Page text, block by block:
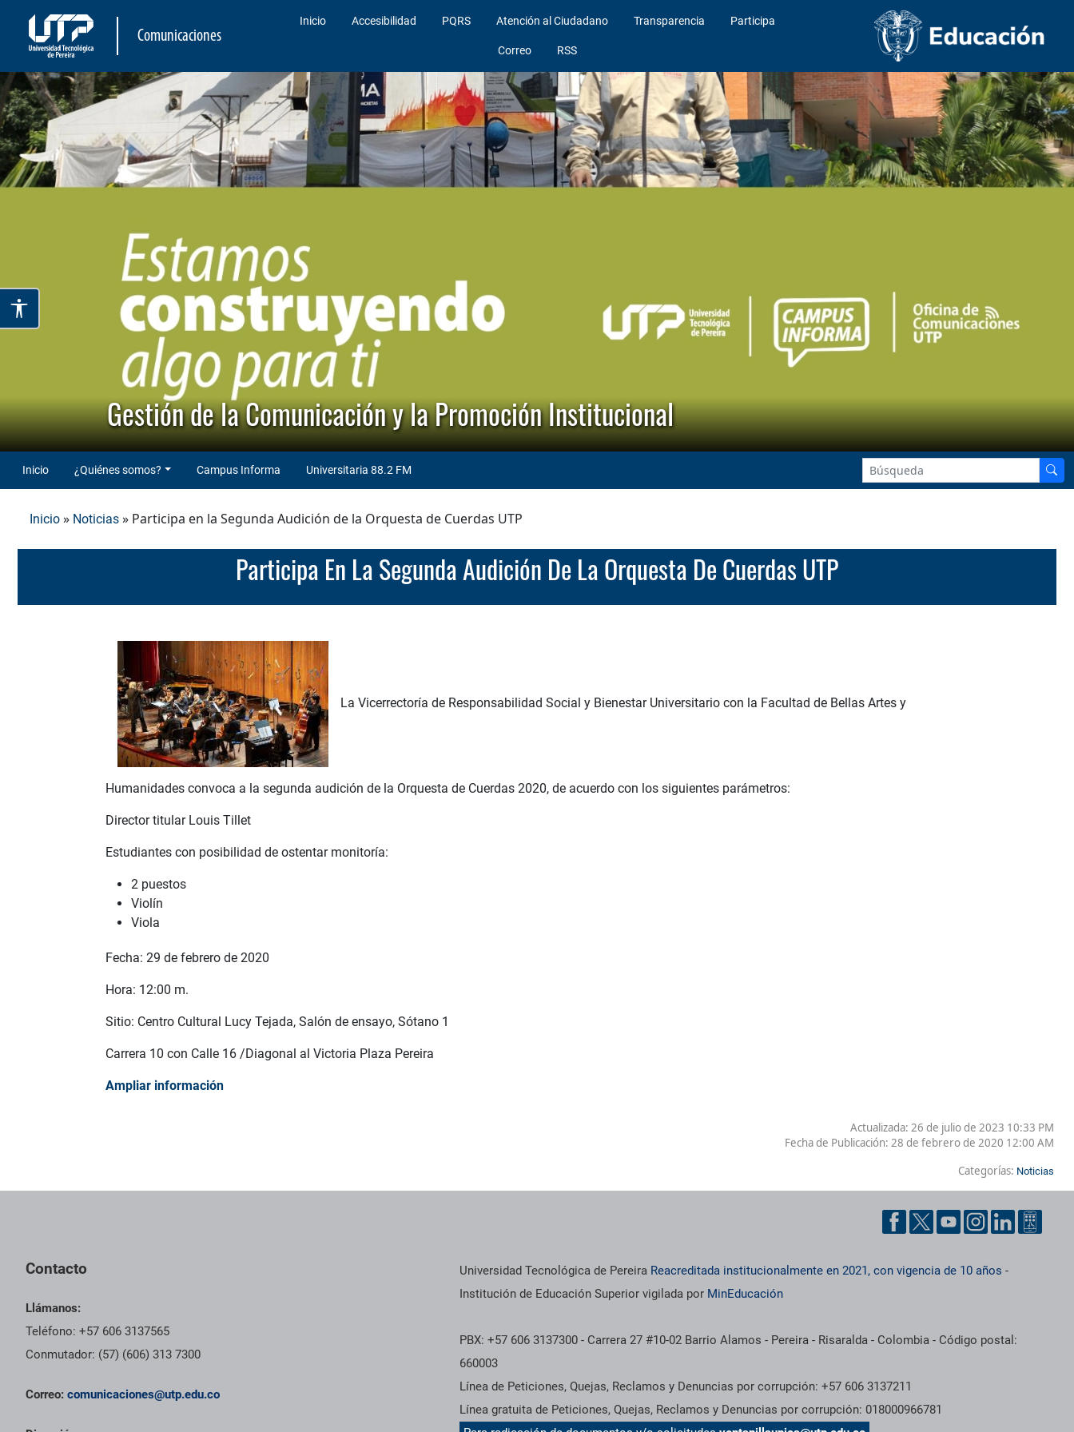
Comunicaciones
Inicio Accesibilidad PQRS Atención al Ciudadano Transparencia Participa
Correo RSS
Gestión de la Comunicación y la Promoción Institucional
Inicio ¿Quiénes somos? Campus Informa Universitaria 88.2 FM
Inicio » Noticias » Participa en la Segunda Audición de la Orquesta de Cuerdas UTP
Participa En La Segunda Audición De La Orquesta De Cuerdas UTP
La Vicerrectoría de Responsabilidad Social y Bienestar Universitario con la Facultad de Bellas Artes y
Humanidades convoca a la segunda audición de la Orquesta de Cuerdas 2020, de acuerdo con los siguientes parámetros:
Director titular Louis Tillet
Estudiantes con posibilidad de ostentar monitoría:
2 puestos
Violín
Viola
Fecha: 29 de febrero de 2020
Hora: 12:00 m.
Sitio: Centro Cultural Lucy Tejada, Salón de ensayo, Sótano 1
Carrera 10 con Calle 16 /Diagonal al Victoria Plaza Pereira
Ampliar información
Actualizada: 26 de julio de 2023 10:33 PM
Fecha de Publicación: 28 de febrero de 2020 12:00 AM
Categorías: Noticias
Contacto
Llámanos:
Teléfono: +57 606 3137565
Conmutador: (57) (606) 313 7300
Correo: comunicaciones@utp.edu.co
Universidad Tecnológica de Pereira Reacreditada institucionalmente en 2021, con vigencia de 10 años -
Institución de Educación Superior vigilada por MinEducación
PBX: +57 606 3137300 - Carrera 27 #10-02 Barrio Alamos - Pereira - Risaralda - Colombia - Código postal:
660003
Línea de Peticiones, Quejas, Reclamos y Denuncias por corrupción: +57 606 3137211
Línea gratuita de Peticiones, Quejas, Reclamos y Denuncias por corrupción: 018000966781